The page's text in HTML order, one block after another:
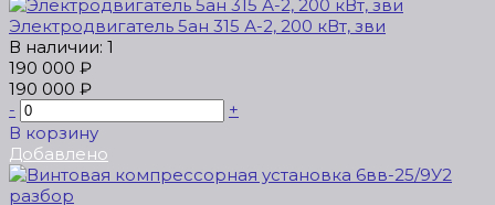
Электродвигатель 5ан 315 А-2, 200 кВт, зви
В наличии: 1
190 000 ₽
190 000 ₽
-
+
В корзину
Добавлено